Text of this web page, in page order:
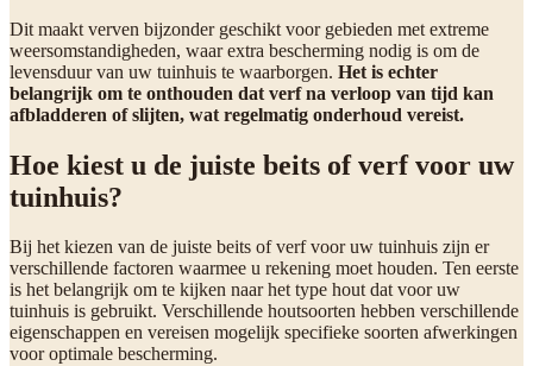
Dit maakt verven bijzonder geschikt voor gebieden met extreme
weersomstandigheden, waar extra bescherming nodig is om de
levensduur van uw tuinhuis te waarborgen. Het is echter
belangrijk om te onthouden dat verf na verloop van tijd kan
afbladderen of slijten, wat regelmatig onderhoud vereist.
Hoe kiest u de juiste beits of verf voor uw
tuinhuis?
Bij het kiezen van de juiste beits of verf voor uw tuinhuis zijn er
verschillende factoren waarmee u rekening moet houden. Ten eerste
is het belangrijk om te kijken naar het type hout dat voor uw
tuinhuis is gebruikt. Verschillende houtsoorten hebben verschillende
eigenschappen en vereisen mogelijk specifieke soorten afwerkingen
voor optimale bescherming.